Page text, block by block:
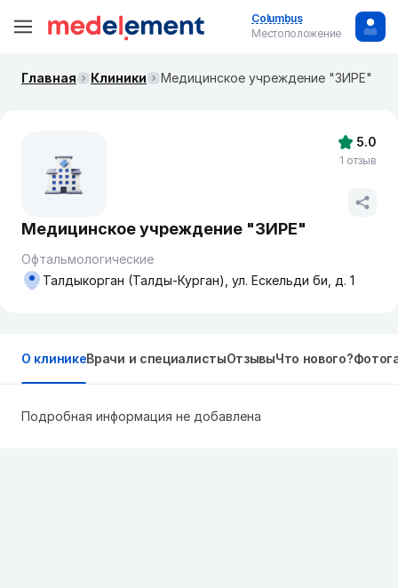
Columbus
Местоположение
Главная Клиники Медицинское учреждение "ЗИРЕ"
Медицинское учреждение "ЗИРЕ"
Офтальмологические
Талдыкорган (Талды-Курган), ул. Ескельди би, д. 1
5.0
1 отзыв
О клиникеВрачи и специалистыОтзывыЧто нового?
Подробная информация не добавлена